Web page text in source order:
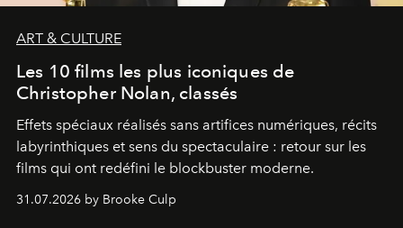
ART & CULTURE
Les 10 films les plus iconiques de
Christopher Nolan, classés
Effets spéciaux réalisés sans artifices numériques, récits
labyrinthiques et sens du spectaculaire : retour sur les
films qui ont redéfini le blockbuster moderne.
31.07.2026 by Brooke Culp